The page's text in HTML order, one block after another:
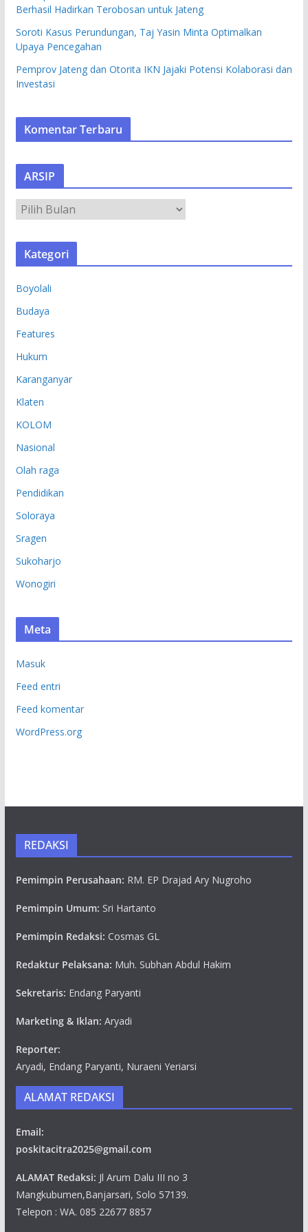
Berhasil Hadirkan Terobosan untuk Jateng
Soroti Kasus Perundungan, Taj Yasin Minta Optimalkan
Upaya Pencegahan
Pemprov Jateng dan Otorita IKN Jajaki Potensi Kolaborasi dan
Investasi
Komentar Terbaru
ARSIP
R
S
Kategori
Boyolali
Budaya
Features
Hukum
Karanganyar
Klaten
KOLOM
Nasional
Olah raga
Pendidikan
Soloraya
Sragen
Sukoharjo
Wonogiri
Meta
Masuk
Feed entri
Feed komentar
WordPress.org
REDAKSI
Pemimpin Perusahaan: RM. EP Drajad Ary Nugroho
Pemimpin Umum: Sri Hartanto
Pemimpin Redaksi: Cosmas GL
Redaktur Pelaksana: Muh. Subhan Abdul Hakim
Sekretaris: Endang Paryanti
Marketing & Iklan: Aryadi
Reporter:
Aryadi, Endang Paryanti, Nuraeni Yeriarsi
ALAMAT REDAKSI
Email:
poskitacitra2025@gmail.com
ALAMAT Redaksi: Jl Arum Dalu III no 3
Mangkubumen,Banjarsari, Solo 57139.
Telepon : WA. 085 22677 8857